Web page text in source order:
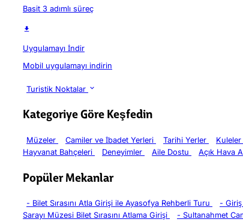
Basit 3 adımlı süreç
Uygulamayı İndir
Mobil uygulamayı indirin
Turistik Noktalar
Kategoriye Göre Keşfedin
Müzeler Camiler ve İbadet Yerleri Tarihi Yerler Kuleler
Hayvanat Bahçeleri
Deneyimler Aile Dostu Açık Hava
Popüler Mekanlar
- Bilet Sırasını Atla Girişi ile Ayasofya Rehberli Turu -
Sarayı Müzesi Bilet Sırasını Atlama Girişi
- Sultanahmet